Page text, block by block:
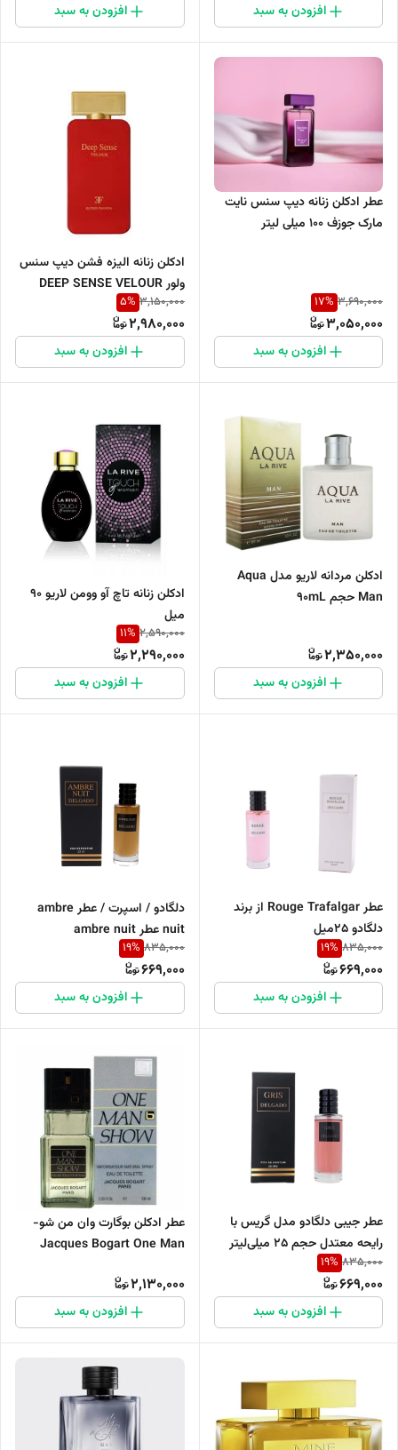
افزودن به سبد افزودن به سبد
عطر ادکلن زنانه دیپ سنس نایت
مارک جوزف 100 میلی لیتر
3,690,000
17%
3,050,000
افزودن به سبد
ادکلن زنانه الیزه فشن دیپ سنس
ولور DEEP SENSE VELOUR
حجم 100 میل
3,150,000
5%
2,980,000
افزودن به سبد
ادکلن مردانه لاریو مدل Aqua
Man حجم 90mL
2,350,000
افزودن به سبد
ادکلن زنانه تاچ آو وومن لاریو ۹۰
میل
2,590,000
11%
2,290,000
افزودن به سبد
عطر Rouge Trafalgar از برند
دلگادو ۲۵میل
835,000
19%
669,000
افزودن به سبد
دلگادو / اسپرت / عطر ambre
nuit عطر ambre nuit
835,000
19%
669,000
افزودن به سبد
عطر جیبی دلگادو مدل گریس با
رایحه معتدل حجم 25 میلی‌لیتر
835,000
19%
669,000
افزودن به سبد
عطر ادکلن بوگارت وان من شو-
Jacques Bogart One Man
2,130,000
افزودن به سبد